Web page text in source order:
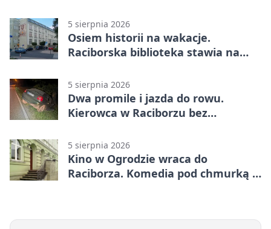
5 sierpnia 2026
Osiem historii na wakacje.
Raciborska biblioteka stawia na
5 sierpnia 2026
Dwa promile i jazda do rowu.
Kierowca w Raciborzu bez
5 sierpnia 2026
Kino w Ogrodzie wraca do
Raciborza. Komedia pod chmurką w